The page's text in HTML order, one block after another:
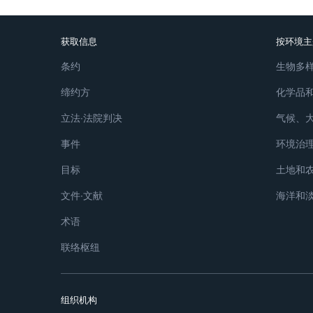
获取信息
条约
缔约方
立法∙法院判决
事件
目标
文件∙文献
术语
联络枢纽
按环境
生物多
化学品
气候、
环境治
土地和
海洋和
组织机构